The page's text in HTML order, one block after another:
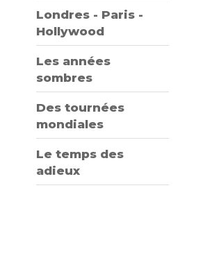
Londres - Paris -
Hollywood
Les années
sombres
Des tournées
mondiales
Le temps des
adieux